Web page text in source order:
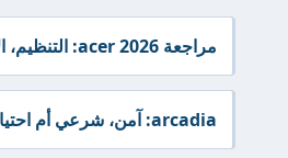
مراجعة acer 2026: التنظيم، الأمان والمخاطر
arcadia: آمن، شرعي أم احتيال؟ (2026)